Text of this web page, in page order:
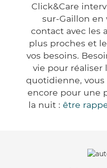
Click&Care
sur-Gaillon
contact avec les
plus proches et
vos besoins.
vie pour réaliser
quotidienne,
encore pour une
la nuit : être